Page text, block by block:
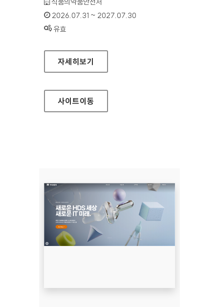
인증기간 :
2026.07.31 ~ 2027.07.30
상태 :
유효
식품안전나라
자세히보기
사이트이동